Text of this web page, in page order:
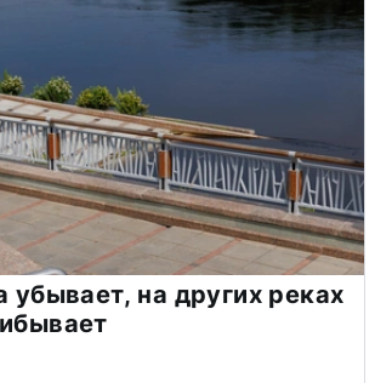
убывает, на других реках